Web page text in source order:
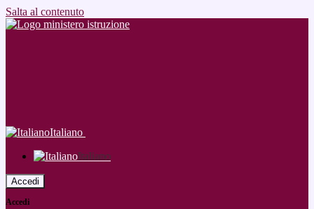
Salta al contenuto
Italiano
Italiano
Accedi
Accedi